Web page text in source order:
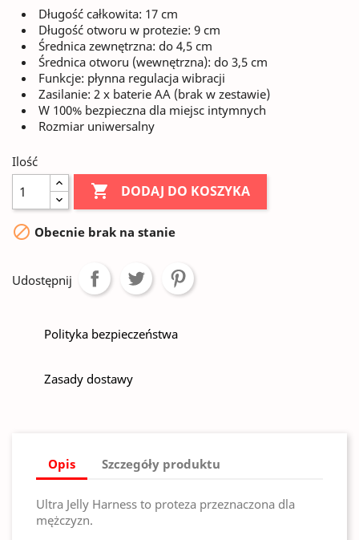
Długość całkowita: 17 cm
Długość otworu w protezie: 9 cm
Średnica zewnętrzna: do 4,5 cm
Średnica otworu (wewnętrzna): do 3,5 cm
Funkcje: płynna regulacja wibracji
Zasilanie: 2 x baterie AA (brak w zestawie)
W 100% bezpieczna dla miejsc intymnych
Rozmiar uniwersalny
Ilość
 DODAJ DO KOSZYKA
 Obecnie brak na stanie
Udostępnij
Polityka bezpieczeństwa
Zasady dostawy
Opis Szczegóły produktu
Ultra Jelly Harness to proteza przeznaczona dla
mężczyzn.